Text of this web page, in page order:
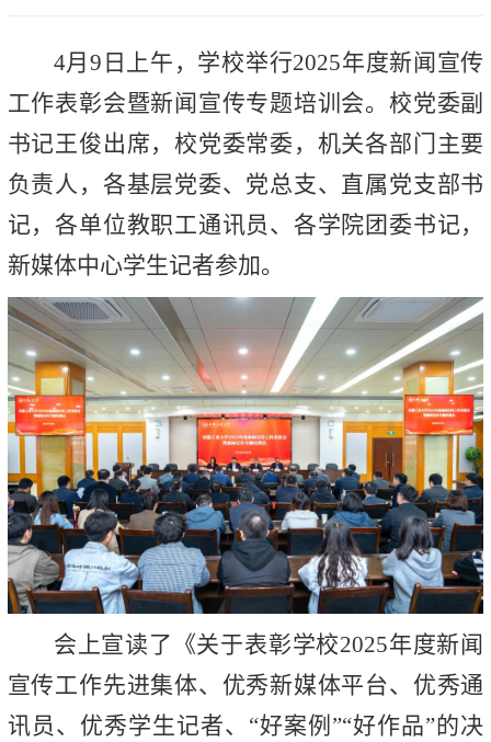
4月9日上午，学校举行2025年度新闻宣传
工作表彰会暨新闻宣传专题培训会。校党委副
书记王俊出席，校党委常委，机关各部门主要
负责人，各基层党委、党总支、直属党支部书
记，各单位教职工通讯员、各学院团委书记，
新媒体中心学生记者参加。
会上宣读了《关于表彰学校2025年度新闻
宣传工作先进集体、优秀新媒体平台、优秀通
讯员、优秀学生记者、“好案例”“好作品”的决